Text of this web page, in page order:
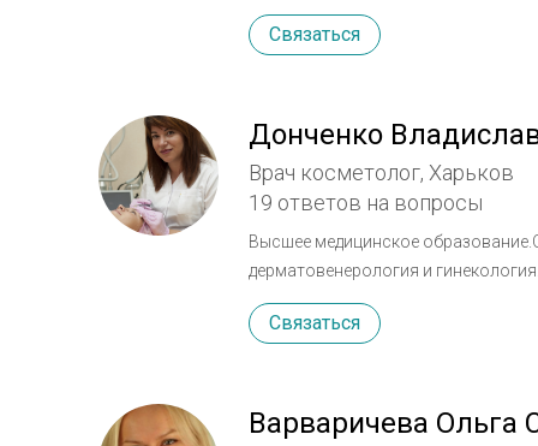
специальности " врачебная
прикладной эстетике. Россия.
Москва. Сертификаты: Botox,
("Валекс") STYLAGE "Салинг" IAL-
Аппаратная кометология
Связаться
Донченко
Врач косметолог, Харьков
19 ответов на вопросы
Высшее медицинское
дерматовенерология и
различными методиками лазерной
практика. Руководитель клиники
Связаться
Варваричева Ольга